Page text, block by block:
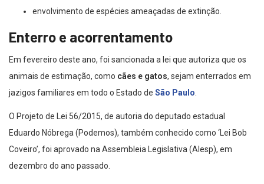
envolvimento de espécies ameaçadas de extinção.
Enterro e acorrentamento
Em fevereiro deste ano, foi sancionada a lei que autoriza que os
animais de estimação, como cães e gatos, sejam enterrados em
jazigos familiares em todo o Estado de São Paulo
O Projeto de Lei 56/2015, de autoria do deputado estadual
Eduardo Nóbrega (Podemos), também conhecido como ‘Lei Bob
Coveiro’, foi aprovado na Assembleia Legislativa (Alesp), em
dezembro do ano passado.